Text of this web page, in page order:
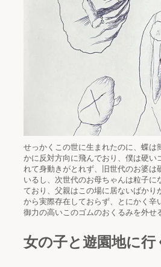
せっかくこの世に生まれたのに、蝶は
かに反対方向に飛んでおり、僕は硬い
れて身動きがとれず、旧世代のお婆は
いるし、次世代のお母ちゃんは粒子に
ており、父親はこの場に居ないばかり
から実際存在しておらず、とにかく辛
御力の高いこのゴムのおくるみを外せ
女の子と遊園地に行